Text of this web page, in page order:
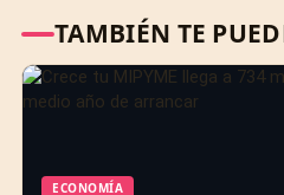
TAMBIÉN TE
ECONOMÍA